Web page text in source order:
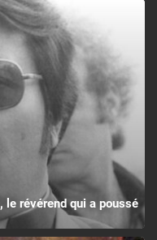
révérend qui a poussé